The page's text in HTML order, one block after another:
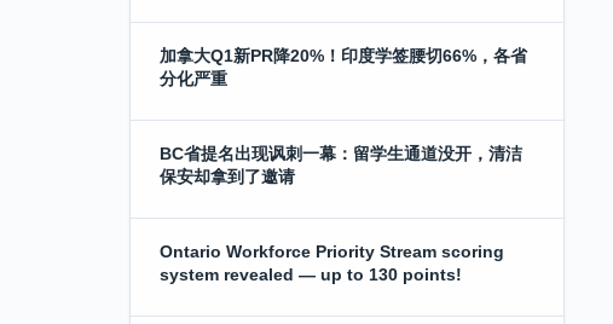
加拿大Q1新PR降20%！印度学签腰切66%，各省
分化严重
BC省提名出现讽刺一幕：留学生通道没开，清洁
保安却拿到了邀请
Ontario Workforce Priority Stream scoring
system revealed — up to 130 points!